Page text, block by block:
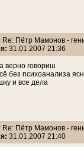
: Re: Пётр Мамонов -
31.01.2007 21:36
верно говориш
без психоанализа
и все дела
: Re: Пётр Мамонов -
31.01.2007 21:40